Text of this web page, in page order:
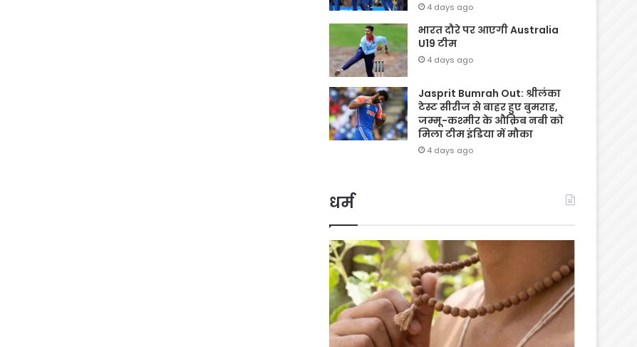
4 days ago
भारत दौरे पर आएगी Australia
U19 टीम
4 days ago
Jasprit Bumrah Out: श्रीलंका
टेस्ट सीरीज से बाहर हुए बुमराह,
जम्मू-कश्मीर के औक़िब नबी को
मिला टीम इंडिया में मौका
4 days ago
धर्म